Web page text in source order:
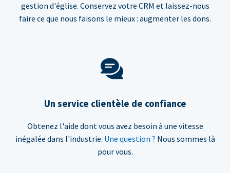
gestion d'église. Conservez votre CRM et laissez-nous
faire ce que nous faisons le mieux : augmenter les dons.
Un service clientèle de confiance
Obtenez l'aide dont vous avez besoin à une vitesse
inégalée dans l'industrie. Une question ? Nous sommes là
pour vous.